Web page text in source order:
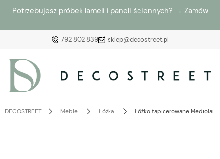
Potrzebujesz próbek lameli i paneli ściennych? → Zamów
792 802 839 sklep@decostreet.pl
Załóż konto
DECOSTREET Meble Łóżka Łóżko tapicerowane Mediolan